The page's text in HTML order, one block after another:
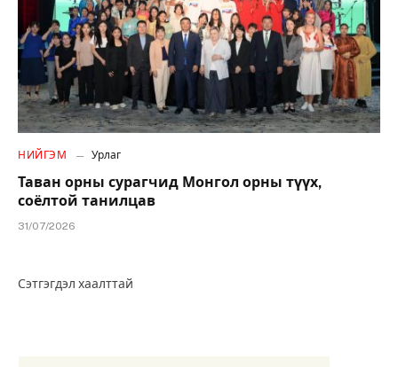
НИЙГЭМ Урлаг
Таван орны сурагчид Монгол орны түүх,
соёлтой танилцав
31/07/2026
Сэтгэгдэл хаалттай